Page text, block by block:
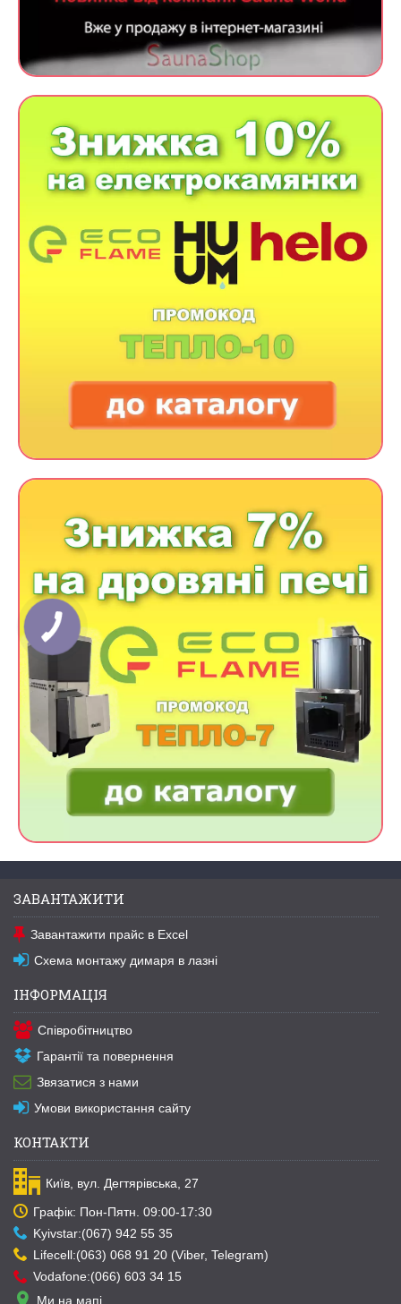
ЗАВАНТАЖИТИ
Завантажити прайс в Excel
Схема монтажу димаря в лазні
ІНФОРМАЦІЯ
Співробітництво
Гарантії та повернення
Звязатися з нами
Умови використання сайту
КОНТАКТИ
Київ, вул. Дегтярівська, 27
Графік: Пон-Пятн. 09:00-17:30
Kyivstar:(067) 942 55 35
Lifecell:(063) 068 91 20 (Viber, Telegram)
Vodafone:(066) 603 34 15
Ми на мапі